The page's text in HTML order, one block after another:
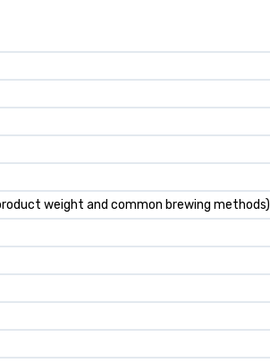
weight and common brewing methods)